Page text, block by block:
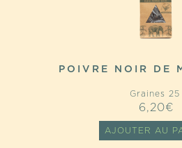
POIVRE NOIR DE
Graines 25
6,20€
AJOUTER AU